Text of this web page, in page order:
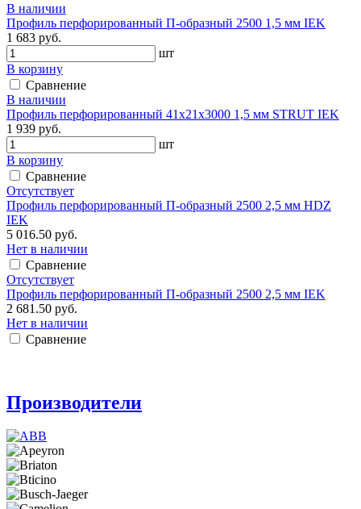
В наличии
Профиль перфорированный П-образный 2500 1,5 мм IEK
1 683 руб.
шт
В корзину
Сравнение
В наличии
Профиль перфорированный 41х21х3000 1,5 мм STRUT IEK
1 939 руб.
шт
В корзину
Сравнение
Отсутствует
Профиль перфорированный П-образный 2500 2,5 мм HDZ
IEK
5 016.50 руб.
Нет в наличии
Сравнение
Отсутствует
Профиль перфорированный П-образный 2500 2,5 мм IEK
2 681.50 руб.
Нет в наличии
Сравнение
Производители